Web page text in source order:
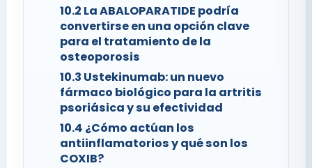
10.2 La ABALOPARATIDE podría
convertirse en una opción clave
para el tratamiento de la
osteoporosis
10.3 Ustekinumab: un nuevo
fármaco biológico para la artritis
psoriásica y su efectividad
10.4 ¿Cómo actúan los
antiinflamatorios y qué son los
COXIB?